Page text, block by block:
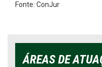
Fonte: ConJur
ÁREAS DE